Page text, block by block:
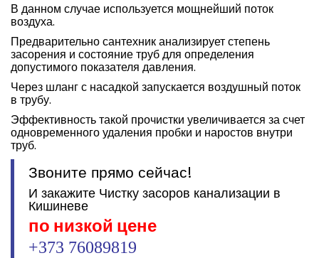
В данном случае используется мощнейший поток
воздуха.
Предварительно сантехник анализирует степень
засорения и состояние труб для определения
допустимого показателя давления.
Через шланг с насадкой запускается воздушный поток
в трубу.
Эффективность такой прочистки увеличивается за счет
одновременного удаления пробки и наростов внутри
труб.
Звоните прямо сейчас!
И закажите Чистку засоров канализации в
Кишиневе
по низкой цене
+373 76089819